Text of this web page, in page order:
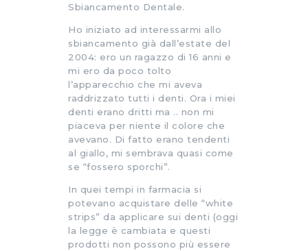
Sbiancamento Dentale.
Ho iniziato ad interessarmi allo
sbiancamento già dall’estate del
2004: ero un ragazzo di 16 anni e
mi ero da poco tolto
l’apparecchio che mi aveva
raddrizzato tutti i denti. Ora i miei
denti erano dritti ma .. non mi
piaceva per niente il colore che
avevano. Di fatto erano tendenti
al giallo, mi sembrava quasi come
se “fossero sporchi”.
In quei tempi in farmacia si
potevano acquistare delle “white
strips” da applicare sui denti (oggi
la legge è cambiata e questi
prodotti non possono più essere